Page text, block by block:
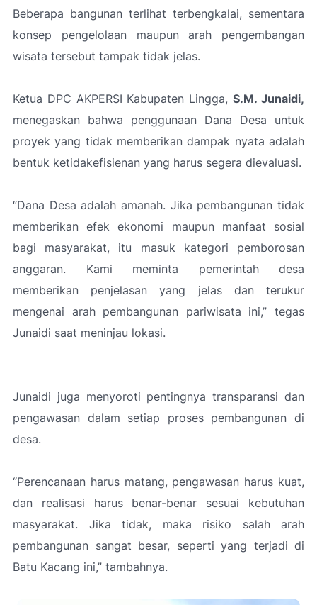
Beberapa bangunan terlihat terbengkalai, sementara
konsep pengelolaan maupun arah pengembangan
wisata tersebut tampak tidak jelas.
Ketua DPC AKPERSI Kabupaten Lingga,S.M. Junaidi,
menegaskan bahwa penggunaan Dana Desa untuk
proyek yang tidak memberikan dampak nyata adalah
bentuk ketidakefisienan yang harus segera dievaluasi.
“Dana Desa adalah amanah. Jika pembangunan tidak
memberikan efek ekonomi maupun manfaat sosial
bagi masyarakat, itu masuk kategori pemborosan
anggaran. Kami meminta pemerintah desa
memberikan penjelasan yang jelas dan terukur
mengenai arah pembangunan pariwisata ini,” tegas
Junaidi saat meninjau lokasi.
Junaidi juga menyoroti pentingnya transparansi dan
pengawasan dalam setiap proses pembangunan di
desa.
“Perencanaan harus matang, pengawasan harus kuat,
dan realisasi harus benar-benar sesuai kebutuhan
masyarakat. Jika tidak, maka risiko salah arah
pembangunan sangat besar, seperti yang terjadi di
Batu Kacang ini,” tambahnya.